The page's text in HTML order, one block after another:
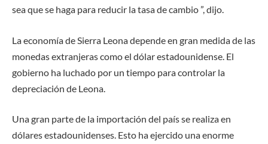
sea que se haga para reducir la tasa de cambio ”, dijo.
La economía de Sierra Leona depende en gran medida de las
monedas extranjeras como el dólar estadounidense. El
gobierno ha luchado por un tiempo para controlar la
depreciación de Leona.
Una gran parte de la importación del país se realiza en
dólares estadounidenses. Esto ha ejercido una enorme